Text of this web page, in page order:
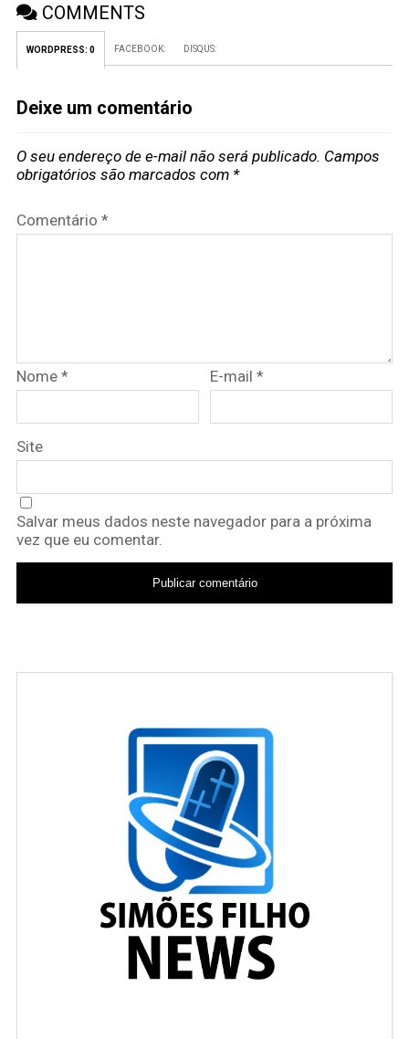
COMMENTS
WORDPRESS: 0 FACEBOOK: DISQUS:
Deixe um comentário
O seu endereço de e-mail não será publicado. Campos
obrigatórios são marcados com *
Comentário *
Nome * E-mail*
Site
Salvar meus dados neste navegador para a próxima
vez que eu comentar.